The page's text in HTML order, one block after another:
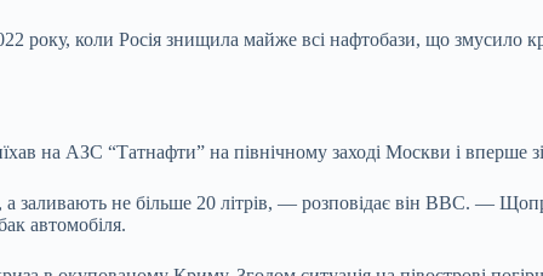
року, коли Росія знищила майже всі нафтобази, що змусило
на АЗС “Татнафти” на північному заході Москви і
не більше 20 літрів, — розповідає він BBC. —
автомобіля.